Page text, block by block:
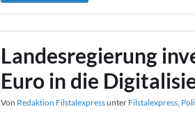
Landesregierung
Euro in die
Von Redaktion Filstalexpressunter Filstalexpress,